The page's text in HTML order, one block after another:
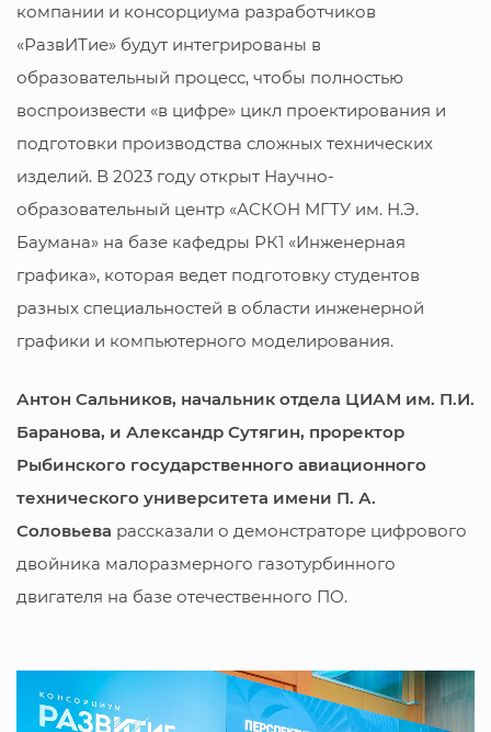
компании и консорциума разработчиков
«РазвИТие» будут интегрированы в
образовательный процесс, чтобы полностью
воспроизвести «в цифре» цикл проектирования и
подготовки производства сложных технических
изделий. В 2023 году открыт Научно-
образовательный центр «АСКОН МГТУ им. Н.Э.
Баумана» на базе кафедры РК1 «Инженерная
графика», которая ведет подготовку студентов
разных специальностей в области инженерной
графики и компьютерного моделирования.
Антон Сальников, начальник отдела ЦИАМ им. П.И.
Баранова, и Александр Сутягин, проректор
Рыбинского государственного авиационного
технического университета имени П. А.
Соловьева рассказали о демонстраторе цифрового
двойника малоразмерного газотурбинного
двигателя на базе отечественного ПО.